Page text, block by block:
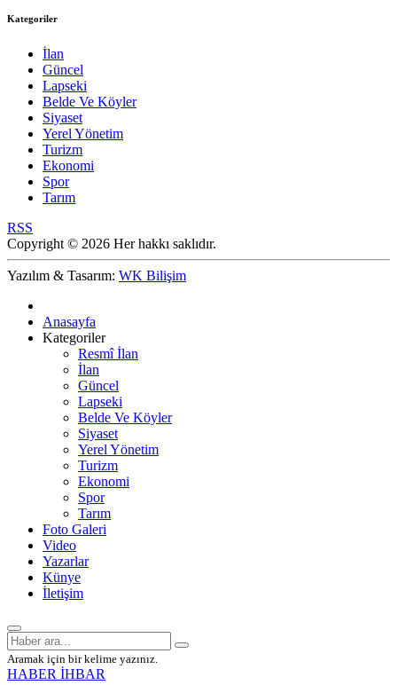
Kategoriler
İlan
Güncel
Lapseki
Belde Ve Köyler
Siyaset
Yerel Yönetim
Turizm
Ekonomi
Spor
Tarım
RSS
Copyright © 2026 Her hakkı saklıdır.
Yazılım & Tasarım: WK Bilişim
Anasayfa
Kategoriler
Resmî İlan
İlan
Güncel
Lapseki
Belde Ve Köyler
Siyaset
Yerel Yönetim
Turizm
Ekonomi
Spor
Tarım
Foto Galeri
Video
Yazarlar
Künye
İletişim
Aramak için bir kelime yazınız.
HABER İHBAR